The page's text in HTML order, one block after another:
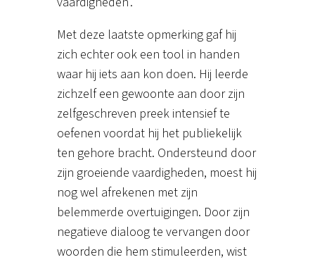
Met deze laatste opmerking gaf hij
zich echter ook een tool in handen
waar hij iets aan kon doen. Hij leerde
zichzelf een gewoonte aan door zijn
zelfgeschreven preek intensief te
oefenen voordat hij het publiekelijk
ten gehore bracht. Ondersteund door
zijn groeiende vaardigheden, moest hij
nog wel afrekenen met zijn
belemmerde overtuigingen. Door zijn
negatieve dialoog te vervangen door
woorden die hem stimuleerden, wist